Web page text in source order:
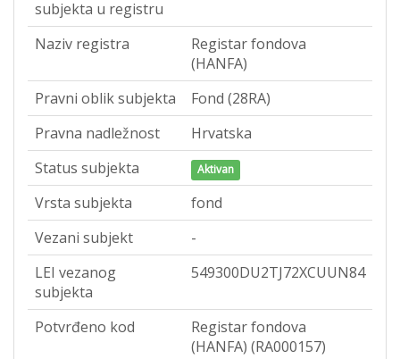
subjekta u registru
Naziv registra
Registar fondova
(HANFA)
Pravni oblik subjekta
Fond (28RA)
Pravna nadležnost
Hrvatska
Status subjekta
Aktivan
Vrsta subjekta
fond
Vezani subjekt
-
LEI vezanog
subjekta
549300DU2TJ72XCUUN84
Potvrđeno kod
Registar fondova
(HANFA) (RA000157)